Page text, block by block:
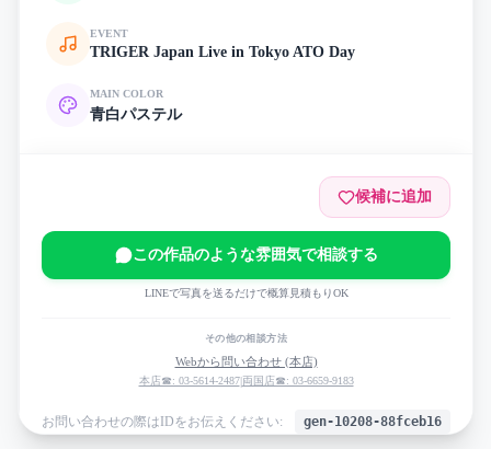
EVENT
TRIGER Japan Live in Tokyo ATO Day
MAIN COLOR
青白パステル
候補に追加
この作品のような雰囲気で相談する
LINEで写真を送るだけで概算見積もりOK
その他の相談方法
Webから問い合わせ (本店)
本店☎: 03-5614-2487|両国店☎: 03-6659-9183
お問い合わせの際はIDをお伝えください: gen-10208-88fceb16